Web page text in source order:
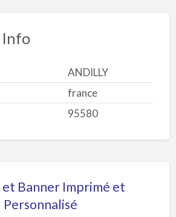
ANDILLY
france
95580
et Banner Imprimé et
Personnalisé